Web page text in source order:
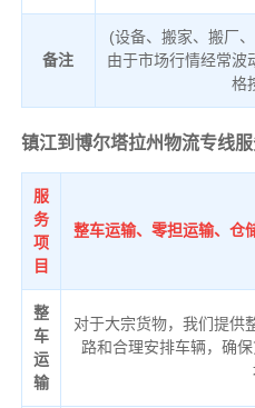
备注
(设备、搬家、搬厂
由于市场行情经常波
格
镇江到博尔塔拉州物流专线服
服
务
项
目
整车运输、零担运输、仓
整
车
运
输
对于大宗货物，我们提供
路和合理安排车辆，确